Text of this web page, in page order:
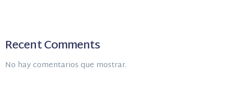
Recent Comments
No hay comentarios que mostrar.